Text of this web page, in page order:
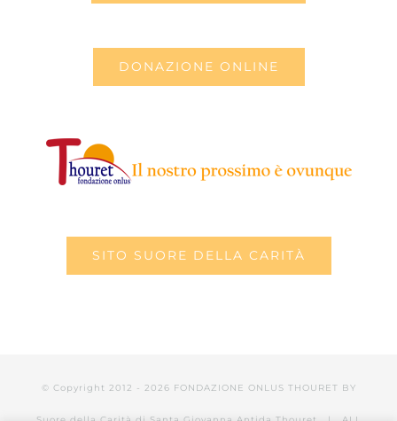
DONAZIONE ONLINE
SITO SUORE DELLA CARITÀ
© Copyright 2012 - 2026 FONDAZIONE ONLUS THOURET BY